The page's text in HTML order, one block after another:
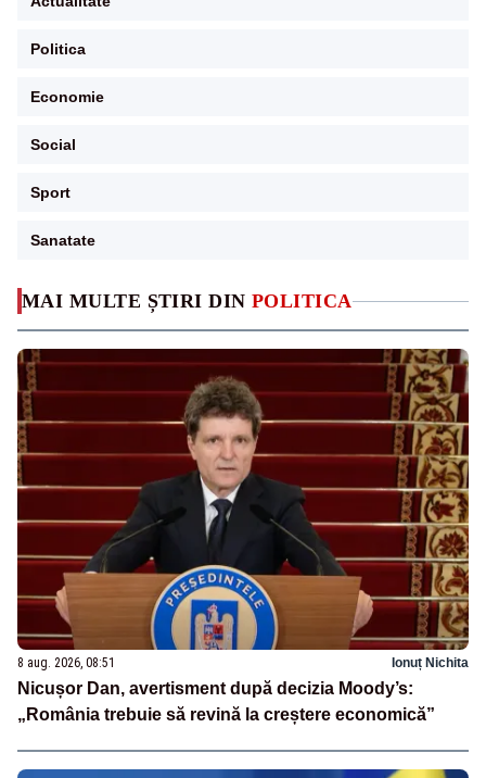
MAI MULTE ȘTIRI DIN POLITICA
8 aug. 2026, 08:51 Ionuț Nichita
Nicușor Dan, avertisment după decizia Moody’s:
„România trebuie să revină la creștere economică”
Politica
Economie
Social
Sport
Sanatate